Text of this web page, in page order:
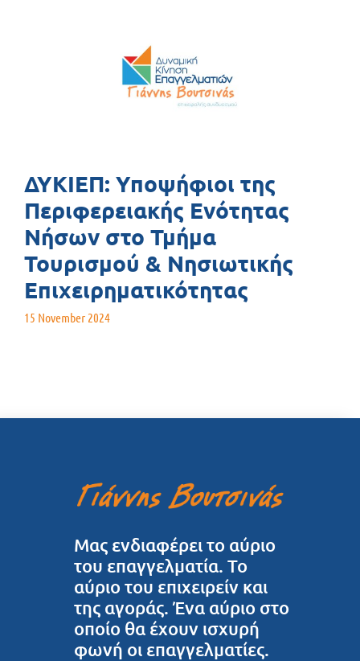
ΔΥΚΙΕΠ: Υποψήφιοι της
Περιφερειακής Ενότητας
Νήσων στο Τμήμα
Τουρισμού & Νησιωτικής
Επιχειρηματικότητας
15 November 2024
Μας ενδιαφέρει το αύριο
του επαγγελματία. Το
αύριο του επιχειρείν και
της αγοράς. Ένα αύριο στο
οποίο θα έχουν ισχυρή
φωνή οι επαγγελματίες.